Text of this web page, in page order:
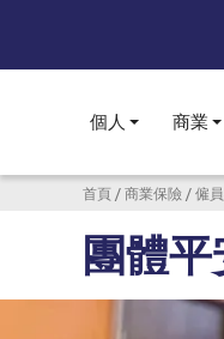
個人
Toggle
商業
導航連結
首頁 商業保險 僱
團體平